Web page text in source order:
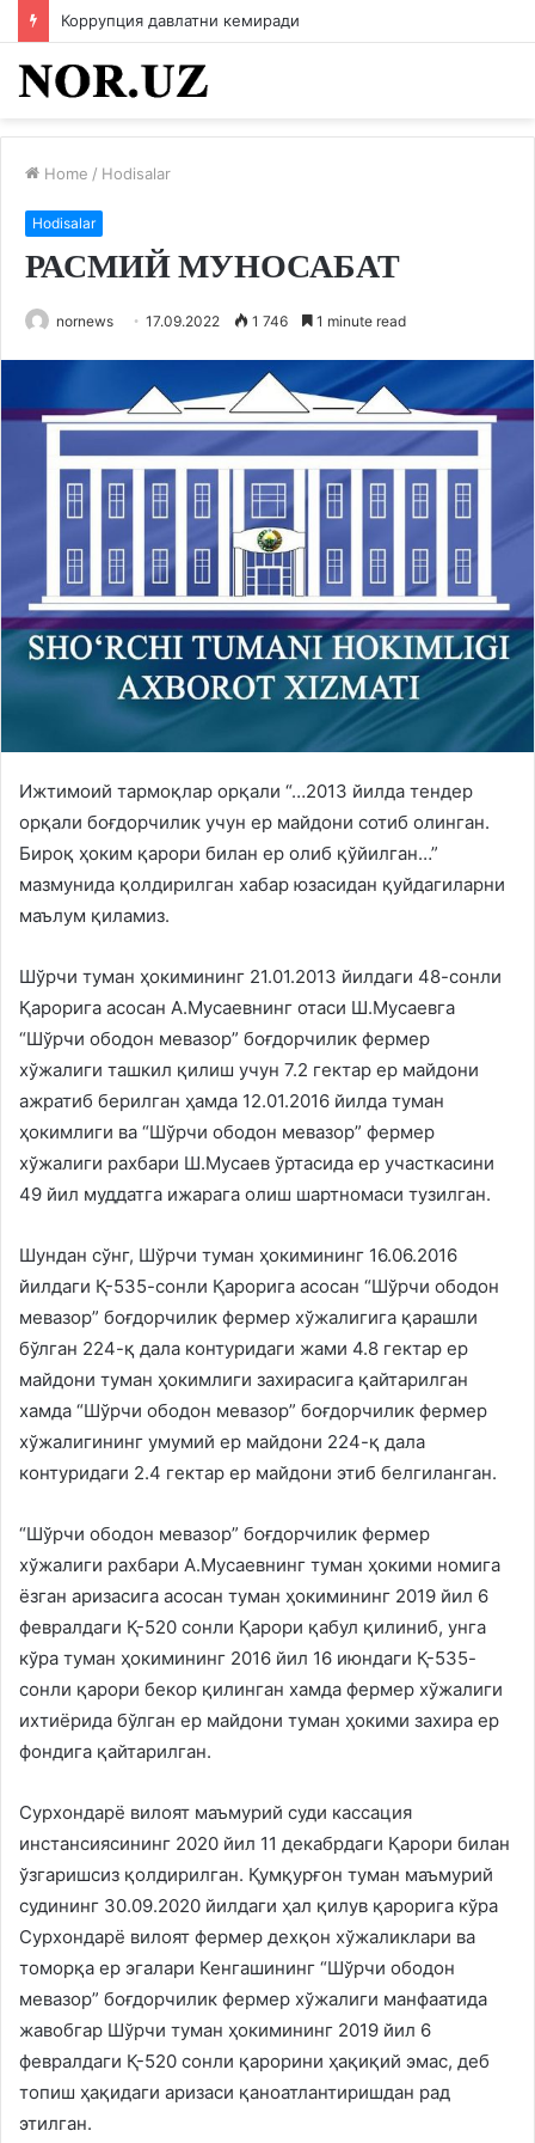
Коррупция давлатни кемиради
Home / Hodisalar
Hodisalar
РАСМИЙ МУНОСАБАТ
nornews 17.09.2022 1 746 1 minute read
Ижтимоий тармоқлар орқали “…2013 йилда тендер
орқали боғдорчилик учун ер майдони сотиб олинган.
Бироқ ҳоким қарори билан ер олиб қўйилган…”
мазмунида қолдирилган хабар юзасидан қуйдагиларни
маълум қиламиз.
Шўрчи туман ҳокимининг 21.01.2013 йилдаги 48-сонли
Қарорига асосан А.Мусаевнинг отаси Ш.Мусаевга
“Шўрчи ободон мевазор” боғдорчилик фермер
хўжалиги ташкил қилиш учун 7.2 гектар ер майдони
ажратиб берилган ҳамда 12.01.2016 йилда туман
ҳокимлиги ва “Шўрчи ободон мевазор” фермер
хўжалиги рахбари Ш.Мусаев ўртасида ер участкасини
49 йил муддатга ижарага олиш шартномаси тузилган.
Шундан сўнг, Шўрчи туман ҳокимининг 16.06.2016
йилдаги Қ-535-сонли Қарорига асосан “Шўрчи ободон
мевазор” боғдорчилик фермер хўжалигига қарашли
бўлган 224-қ дала контуридаги жами 4.8 гектар ер
майдони туман ҳокимлиги захирасига қайтарилган
хамда “Шўрчи ободон мевазор” боғдорчилик фермер
хўжалигининг умумий ер майдони 224-қ дала
контуридаги 2.4 гектар ер майдони этиб белгиланган.
“Шўрчи ободон мевазор” боғдорчилик фермер
хўжалиги рахбари А.Мусаевнинг туман ҳокими номига
ёзган аризасига асосан туман ҳокимининг 2019 йил 6
февралдаги Қ-520 сонли Қарори қабул қилиниб, унга
кўра туман ҳокимининг 2016 йил 16 июндаги Қ-535-
сонли қарори бекор қилинган хамда фермер хўжалиги
ихтиёрида бўлган ер майдони туман ҳокими захира ер
фондига қайтарилган.
Сурхондарё вилоят маъмурий суди кассация
инстансиясининг 2020 йил 11 декабрдаги Қарори билан
ўзгаришсиз қолдирилган. Қумқурғон туман маъмурий
судининг 30.09.2020 йилдаги ҳал қилув қарорига кўра
Сурхондарё вилоят фермер дехқон хўжаликлари ва
томорқа ер эгалари Кенгашининг “Шўрчи ободон
мевазор” боғдорчилик фермер хўжалиги манфаатида
жавобгар Шўрчи туман ҳокимининг 2019 йил 6
февралдаги Қ-520 сонли қарорини ҳақиқий эмас, деб
топиш ҳақидаги аризаси қаноатлантиришдан рад
этилган.